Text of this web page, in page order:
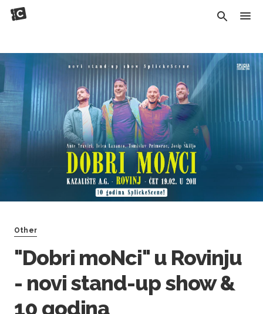
Other
"Dobri moNci" u Rovinju
- novi stand-up show &
10 godina